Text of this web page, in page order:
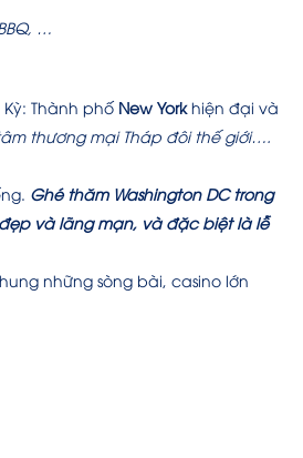
…
Thành phố New York hiện đại và
thương mại Tháp đôi thế giới….
Ghé thăm Washington DC trong
và lãng mạn, và đặc biệt là lễ
những sòng bài, casino lớn